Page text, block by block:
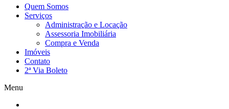
Quem Somos
Serviços
Administração e Locação
Assessoria Imobiliária
Compra e Venda
Imóveis
Contato
2ª Via Boleto
Menu